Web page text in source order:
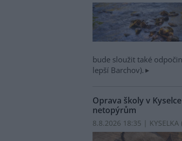
bude sloužit také
lepší Barchov).
Oprava školy v
netopýrům
8.8.2026 18:35 | KYSELKA